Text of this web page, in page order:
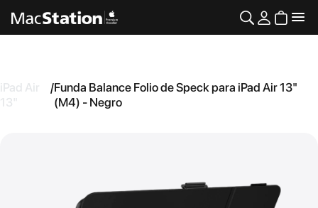
iPad Air
13"
/Funda Balance Folio de Speck para iPad Air 13"
(M4) - Negro